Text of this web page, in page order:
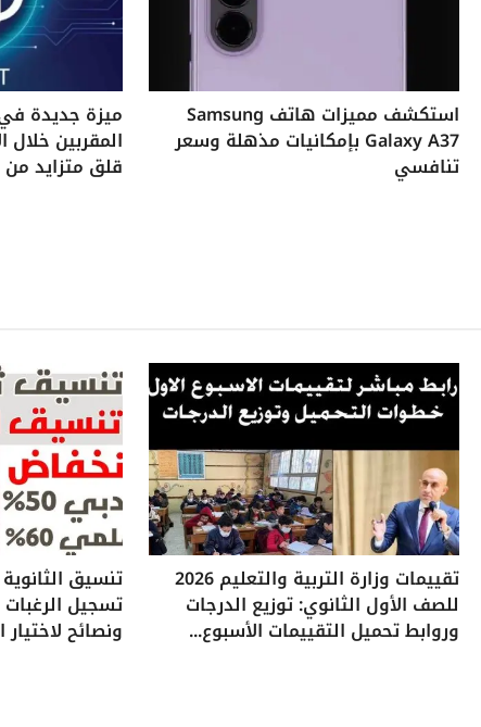
استكشف مميزات هاتف Samsung
Galaxy A37 بإمكانيات مذهلة وسعر
تنافسي
ميزة جديدة
المقربين
قلق متزايد من
تقييمات وزارة التربية والتعليم 2026
للصف الأول الثانوي: توزيع الدرجات
وروابط تحميل التقييمات الأسبوع...
تسجيل
ونصائح لاختيار